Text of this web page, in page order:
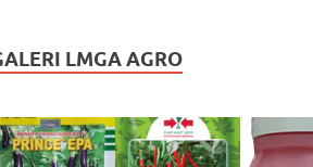
LMGA AGRO